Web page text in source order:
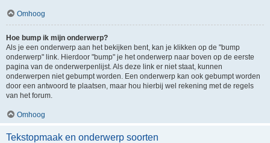
Omhoog
Hoe bump ik mijn onderwerp?
Als je een onderwerp aan het bekijken bent, kan je klikken op de "bump
onderwerp" link. Hierdoor "bump" je het onderwerp naar boven op de eerste
pagina van de onderwerpenlijst. Als deze link er niet staat, kunnen
onderwerpen niet gebumpt worden. Een onderwerp kan ook gebumpt worden
door een antwoord te plaatsen, maar hou hierbij wel rekening met de regels
van het forum.
Omhoog
Tekstopmaak en onderwerp soorten